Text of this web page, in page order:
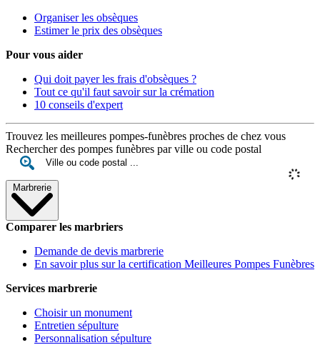
Organiser les obsèques
Estimer le prix des obsèques
Pour vous aider
Qui doit payer les frais d'obsèques ?
Tout ce qu'il faut savoir sur la crémation
10 conseils d'expert
Trouvez les meilleures pompes-funèbres proches de chez vous
Rechercher des pompes funèbres par ville ou code postal
Marbrerie
Comparer les marbriers
Demande de devis marbrerie
En savoir plus sur la certification Meilleures Pompes Funèbres
Services marbrerie
Choisir un monument
Entretien sépulture
Personnalisation sépulture